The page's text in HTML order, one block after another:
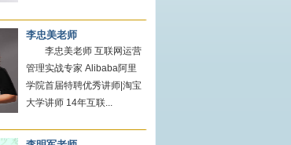
李忠美老师
李忠美老师 互联网运营
管理实战专家 Alibaba阿里
学院首届特聘优秀讲师|淘宝
大学讲师 14年互联...